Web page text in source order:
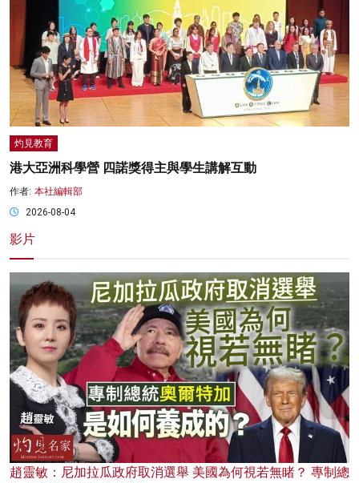
灼見教育
港大亞洲科學營 四諾獎得主與學生講解互動
作者: 本社編輯部
2026-08-04
影片
趙靈敏：尼加拉瓜政府取消選舉 美國為何視若無睹？ 專制總